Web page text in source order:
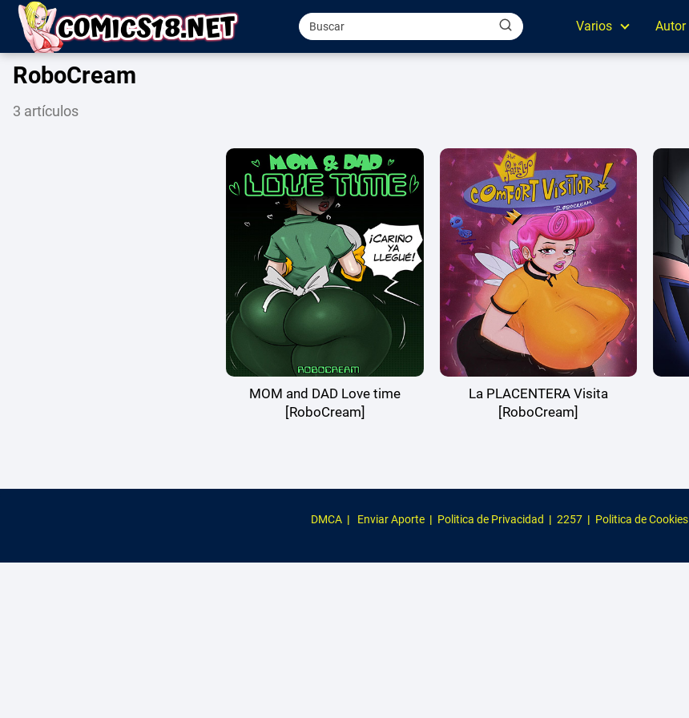
Varios Autor
RoboCream
3 artículos
MOM and DAD Love time
[RoboCream]
La PLACENTERA Visita
[RoboCream]
DMCA | Enviar Aporte | Politica de Privacidad | 2257 | Politica de Cookies